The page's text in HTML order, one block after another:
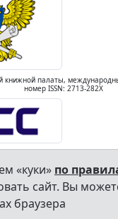
книжной палаты,
номер ISSN: 2713-282X
«куки» по
сайт. Вы
браузера